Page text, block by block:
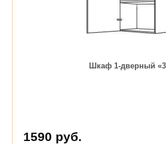
Шкаф 1-дверный
1590 руб.